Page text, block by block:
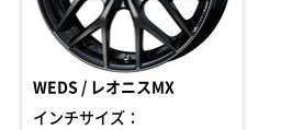
WEDS / レオニスMX
インチサイズ：